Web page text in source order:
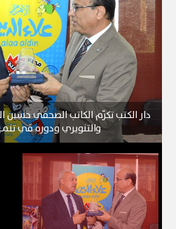
دار الكتب تكرّم الكاتب الصحفي حسين
والتنويري ودوره في